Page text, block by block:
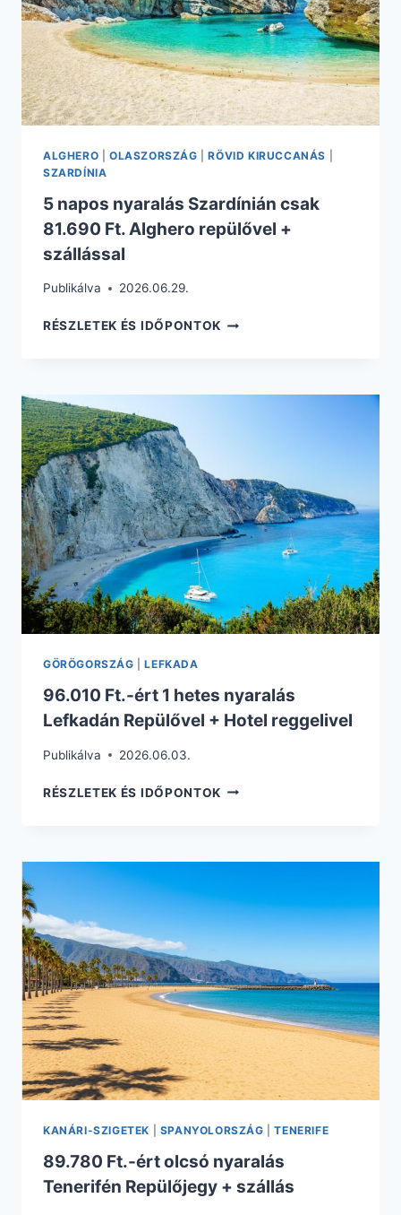
HOTEL
REGGELIVEL
ALGHERO |OLASZORSZÁG |RÖVID KIRUCCANÁS
SZARDÍNIA
5 napos nyaralás Szardínián csak
81.690 Ft. Alghero repülővel +
szállással
Publikálva 2026.06.29.
RÉSZLETEK ÉS IDŐPONTOK 5
CSAK
+
SZÁLLÁSSAL
GÖRÖGORSZÁG |LEFKADA
96.010 Ft.-ért 1 hetes nyaralás
Lefkadán Repülővel + Hotel reggelivel
Publikálva 2026.06.03.
RÉSZLETEK ÉS IDŐPONTOK 96.010
HETES
LEFKADÁN
REPÜLŐVEL
HOTEL
REGGELIVEL
KANÁRI-SZIGETEK SPANYOLORSZÁG |TENERIFE
89.780 Ft.-ért olcsó nyaralás
Tenerifén Repülőjegy + szállás